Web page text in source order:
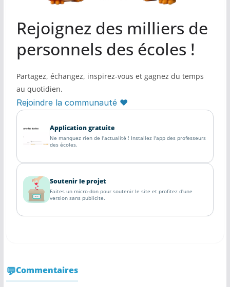
Rejoignez des milliers de
personnels des écoles !
Partagez, échangez, inspirez-vous et gagnez du temps
au quotidien.
Rejoindre la communauté ♥
Application gratuite
Ne manquez rien de l'actualité ! Installez l'app des professeurs
des écoles.
Soutenir le projet
Faites un micro-don pour soutenir le site et profitez d'une
version sans publicite.
Commentaires